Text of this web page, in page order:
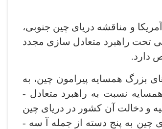
و مناقشه دریای چین جنوبی،
تحت راهبرد متعادل ­سازی مجدد
دارد.
همسایه پیرامون چین، به
بررسی نگرش و واکنش کشورهای بزرگ همسایه نسبت به راهبرد متعادل ­
و دخالت آن کشور در دریای چین
جنوبی می ­پردازد. در این فصل، همسایه ­های چین به پنج دسته از جمله آ سه ­